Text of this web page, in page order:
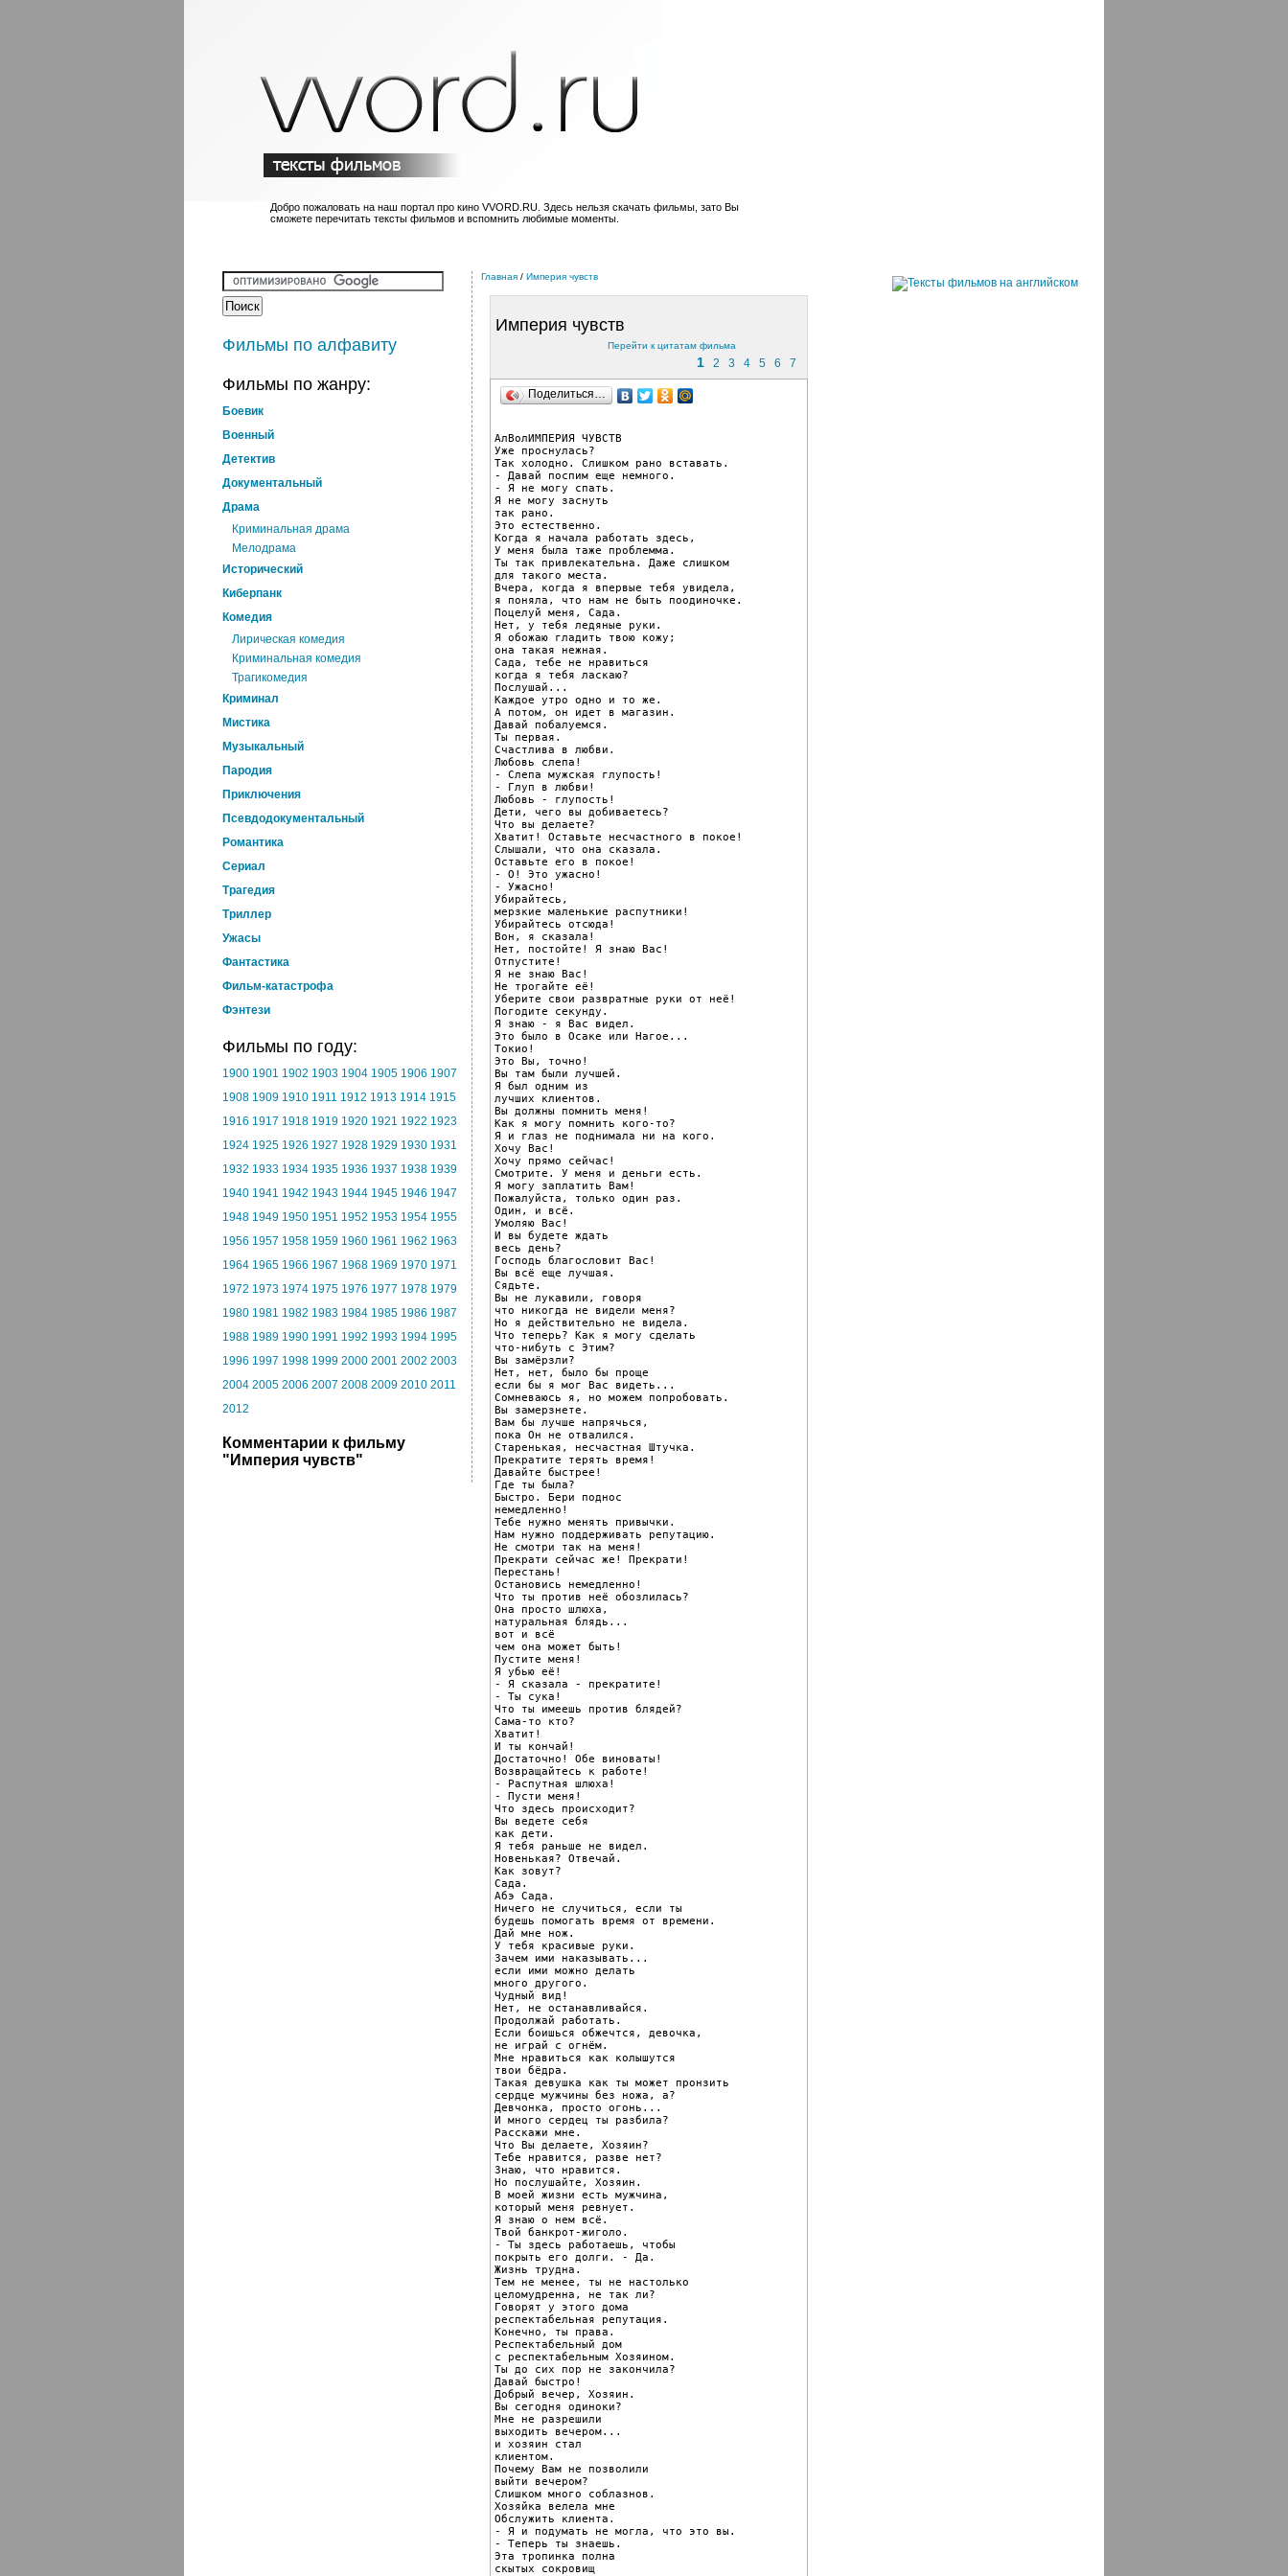
Добро пожаловать на наш портал про кино VVORD.RU. Здесь нельзя скачать фильмы, зато Вы
сможете перечитать тексты фильмов и вспомнить любимые моменты.
Фильмы по алфавиту
Фильмы по жанру:
Боевик
Военный
Детектив
Документальный
Драма
Криминальная драма
Мелодрама
Исторический
Киберпанк
Комедия
Лирическая комедия
Криминальная комедия
Трагикомедия
Криминал
Мистика
Музыкальный
Пародия
Приключения
Псевдодокументальный
Романтика
Cериал
Трагедия
Триллер
Ужасы
Фантастика
Фильм-катастрофа
Фэнтези
Фильмы по году:
1900 1901 1902 1903 1904 1905 1906 1907
1908 1909 1910 1911 1912 1913 1914 1915
1916 1917 1918 1919 1920 1921 1922 1923
1924 1925 1926 1927 1928 1929 1930 1931
1932 1933 1934 1935 1936 1937 1938 1939
1940 1941 1942 1943 1944 1945 1946 1947
1948 1949 1950 1951 1952 1953 1954 1955
1956 1957 1958 1959 1960 1961 1962 1963
1964 1965 1966 1967 1968 1969 1970 1971
1972 1973 1974 1975 1976 1977 1978 1979
1980 1981 1982 1983 1984 1985 1986 1987
1988 1989 1990 1991 1992 1993 1994 1995
1996 1997 1998 1999 2000 2001 2002 2003
2004 2005 2006 2007 2008 2009 2010 2011
2012
Комментарии к фильму
"Империя чувств"
Главная / Империя чувств
Империя чувств
Перейти к цитатам фильма
1 2 3 4 5 6 7
Поделиться…
АлВолИМПЕРИЯ ЧУВСТВ
Уже проснулась?
Так холодно. Слишком рано вставать.
- Давай поспим еще немного.
- Я не могу спать.
Я не могу заснуть
так рано.
Это естественно.
Когда я начала работать здесь,
У меня была таже проблемма.
Ты так привлекательна. Даже слишком
для такого места.
Вчера, когда я впервые тебя увидела,
я поняла, что нам не быть поодиночке.
Поцелуй меня, Сада.
Нет, у тебя ледяные руки.
Я обожаю гладить твою кожу;
она такая нежная.
Сада, тебе не нравиться
когда я тебя ласкаю?
Послушай...
Каждое утро одно и то же.
А потом, он идет в магазин.
Давай побалуемся.
Ты первая.
Счастлива в любви.
Любовь слепа!
- Слепа мужская глупость!
- Глуп в любви!
Любовь - глупость!
Дети, чего вы добиваетесь?
Что вы делаете?
Хватит! Оставьте несчастного в покое!
Слышали, что она сказала.
Оставьте его в покое!
- О! Это ужасно!
- Ужасно!
Убирайтесь,
мерзкие маленькие распутники!
Убирайтесь отсюда!
Вон, я сказала!
Нет, постойте! Я знаю Вас!
Отпустите!
Я не знаю Вас!
Не трогайте её!
Уберите свои развратные руки от неё!
Погодите секунду.
Я знаю - я Вас видел.
Это было в Осаке или Нагое...
Токио!
Это Вы, точно!
Вы там были лучшей.
Я был одним из
лучших клиентов.
Вы должны помнить меня!
Как я могу помнить кого-то?
Я и глаз не поднимала ни на кого.
Хочу Вас!
Хочу прямо сейчас!
Смотрите. У меня и деньги есть.
Я могу заплатить Вам!
Пожалуйста, только один раз.
Один, и всё.
Умоляю Вас!
И вы будете ждать
весь день?
Господь благословит Вас!
Вы всё еще лучшая.
Сядьте.
Вы не лукавили, говоря
что никогда не видели меня?
Но я действительно не видела.
Что теперь? Как я могу сделать
что-нибуть с Этим?
Вы замёрзли?
Нет, нет, было бы проще
если бы я мог Вас видеть...
Сомневаюсь я, но можем попробовать.
Вы замерзнете.
Вам бы лучше напрячься,
пока Он не отвалился.
Старенькая, несчастная Штучка.
Прекратите терять время!
Давайте быстрее!
Где ты была?
Быстро. Бери поднос
немедленно!
Тебе нужно менять привычки.
Нам нужно поддерживать репутацию.
Не смотри так на меня!
Прекрати сейчас же! Прекрати!
Перестань!
Остановись немедленно!
Что ты против неё обозлилась?
Она просто шлюха,
натуральная блядь...
вот и всё
чем она может быть!
Пустите меня!
Я убью её!
- Я сказала - прекратите!
- Ты сука!
Что ты имеешь против блядей?
Сама-то кто?
Хватит!
И ты кончай!
Достаточно! Обе виноваты!
Возвращайтесь к работе!
- Распутная шлюха!
- Пусти меня!
Что здесь происходит?
Вы ведете себя
как дети.
Я тебя раньше не видел.
Новенькая? Отвечай.
Как зовут?
Сада.
Абэ Сада.
Ничего не случиться, если ты
будешь помогать время от времени.
Дай мне нож.
У тебя красивые руки.
Зачем ими наказывать...
если ими можно делать
много другого.
Чудный вид!
Нет, не останавливайся.
Продолжай работать.
Если боишься обжечтся, девочка,
не играй с огнём.
Мне нравиться как колышутся
твои бёдра.
Такая девушка как ты может пронзить
сердце мужчины без ножа, а?
Девчонка, просто огонь...
И много сердец ты разбила?
Расскажи мне.
Что Вы делаете, Хозяин?
Тебе нравится, разве нет?
Знаю, что нравится.
Но послушайте, Хозяин.
В моей жизни есть мужчина,
который меня ревнует.
Я знаю о нем всё.
Твой банкрот-жиголо.
- Ты здесь работаешь, чтобы
покрыть его долги. - Да.
Жизнь трудна.
Тем не менее, ты не настолько
целомудренна, не так ли?
Говорят у этого дома
респектабельная репутация.
Конечно, ты права.
Респектабельный дом
с респектабельным Хозяином.
Ты до сих пор не закончила?
Давай быстро!
Добрый вечер, Хозяин.
Вы сегодня одиноки?
Мне не разрешили
выходить вечером...
и хозяин стал
клиентом.
Почему Вам не позволили
выйти вечером?
Слишком много соблазнов.
Хозяйка велела мне
Обслужить клиента.
- Я и подумать не могла, что это вы.
- Теперь ты знаешь.
Эта тропинка полна
скытых сокровищ